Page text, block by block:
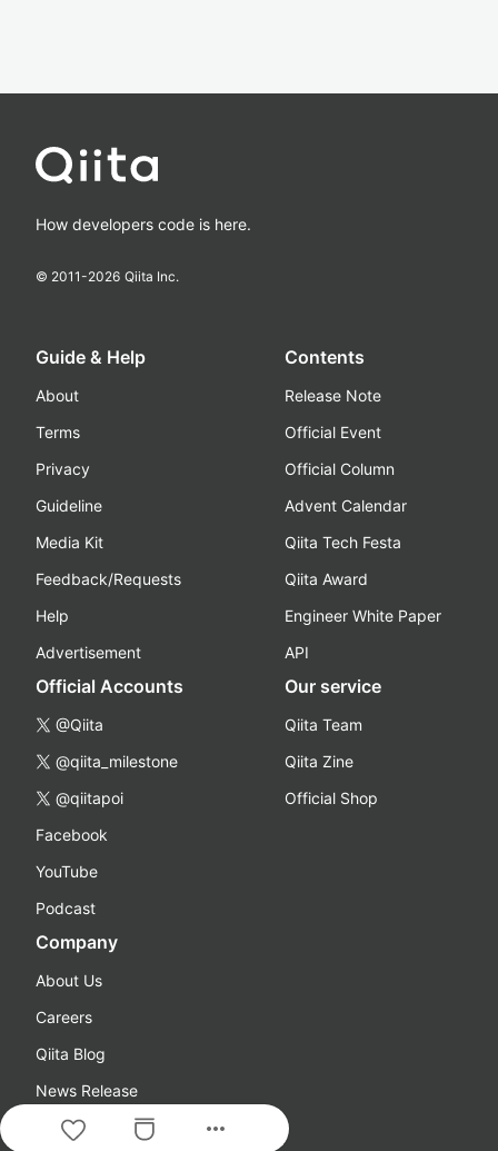
more_horiz
How developers code is here.
© 2011-2026 Qiita Inc.
Guide & Help
About
Terms
Privacy
Guideline
Media Kit
Feedback/Requests
Help
Advertisement
Contents
Release Note
Official Event
Official Column
Advent Calendar
Qiita Tech Festa
Qiita Award
Engineer White Paper
API
Official Accounts
@Qiita
@qiita_milestone
@qiitapoi
Facebook
YouTube
Podcast
Our service
Qiita Team
Qiita Zine
Official Shop
Company
About Us
Careers
Qiita Blog
News Release